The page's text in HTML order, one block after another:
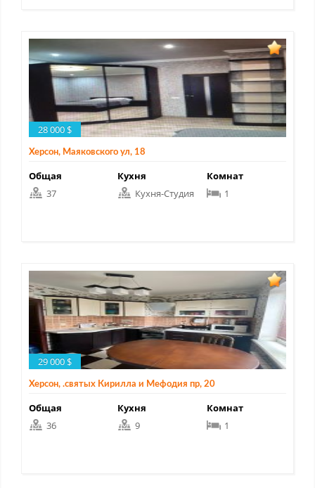
28 000 $
Херсон, Маяковского ул, 18
Общая
37
Кухня
Кухня-Студия
Комнат
1
29 000 $
Херсон, .святых Кирилла и Мефодия пр, 20
Общая
36
Кухня
9
Комнат
1